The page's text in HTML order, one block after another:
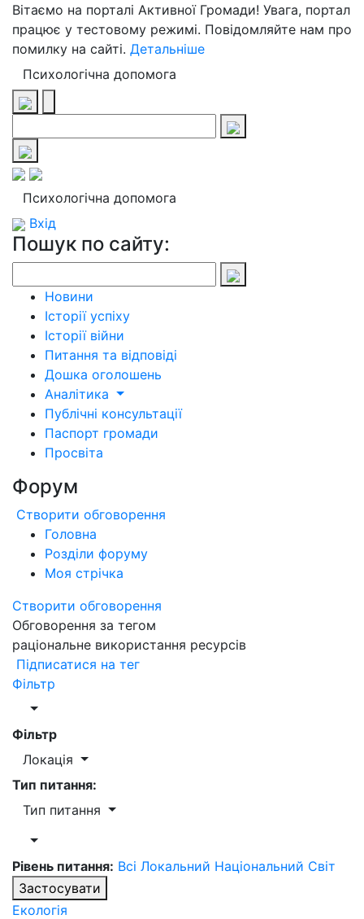
Вітаємо на порталі Активної Громади! Увага, портал
працює у тестовому режимі. Повідомляйте нам про
помилку на сайті. Детальніше
Психологічна допомога
Психологічна допомога
Вхід
Пошук по сайту:
Новини
Історії успіху
Історії війни
Питання та відповіді
Дошка оголошень
Аналітика
Публічні консультації
Паспорт громади
Просвіта
Форум
Створити обговорення
Головна
Розділи форуму
Моя стрічка
Створити обговорення
Обговорення за тегом
раціональне використання ресурсів
Підписатися на тег
Фільтр
Фільтр
Локація
Тип питання:
Тип питання
Рівень питання: Всі Локальний Національний Світ
Застосувати
Екологія